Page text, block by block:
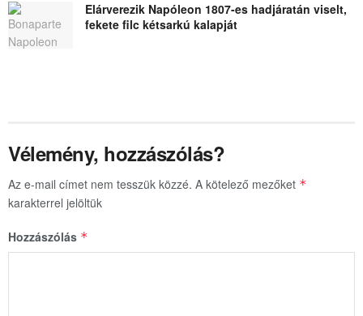
Elárverezik Napóleon 1807-es hadjáratán viselt,
fekete filc kétsarkú kalapját
Vélemény, hozzászólás?
Az e-mail címet nem tesszük közzé. A kötelező mezőket *
karakterrel jelöltük
Hozzászólás *